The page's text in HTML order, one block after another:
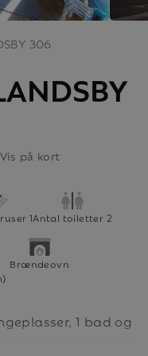
306
Vis på kort
1Antal toiletter 2
Brændeovn
1 bad og